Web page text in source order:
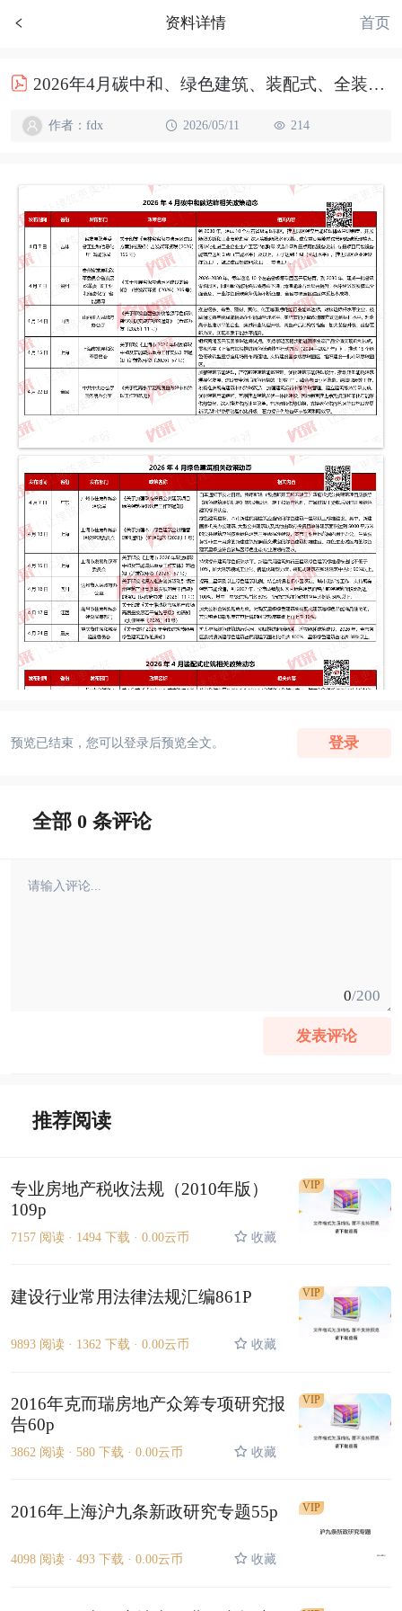
资料详情 首页
2026年4月碳中和、绿色建筑、装配式、全装修政策汇总
作者：fdx 2026/05/11 214
预览已结束，您可以登录后预览全文。 登录
全部 0 条评论
0/200
发表评论
推荐阅读
专业房地产税收法规（2010年版）
109p
7157 阅读 · 1494 下载 · 0.00云币 收藏
VIP
建设行业常用法律法规汇编861P
9893 阅读 · 1362 下载 · 0.00云币 收藏
VIP
2016年克而瑞房地产众筹专项研究报
告60p
3862 阅读 · 580 下载 · 0.00云币 收藏
VIP
2016年上海沪九条新政研究专题55p
4098 阅读 · 493 下载 · 0.00云币 收藏
VIP